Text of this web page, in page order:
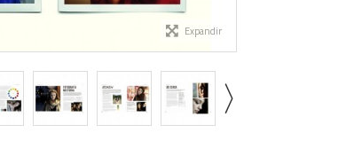
Expandir